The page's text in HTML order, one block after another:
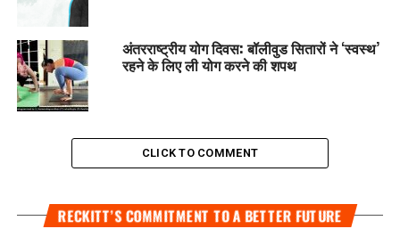
अंतरराष्ट्रीय योग दिवस: बॉलीवुड सितारों ने ‘स्वस्थ’
रहने के लिए ली योग करने की शपथ
CLICK TO COMMENT
RECKITT’S COMMITMENT TO A BETTER FUTURE